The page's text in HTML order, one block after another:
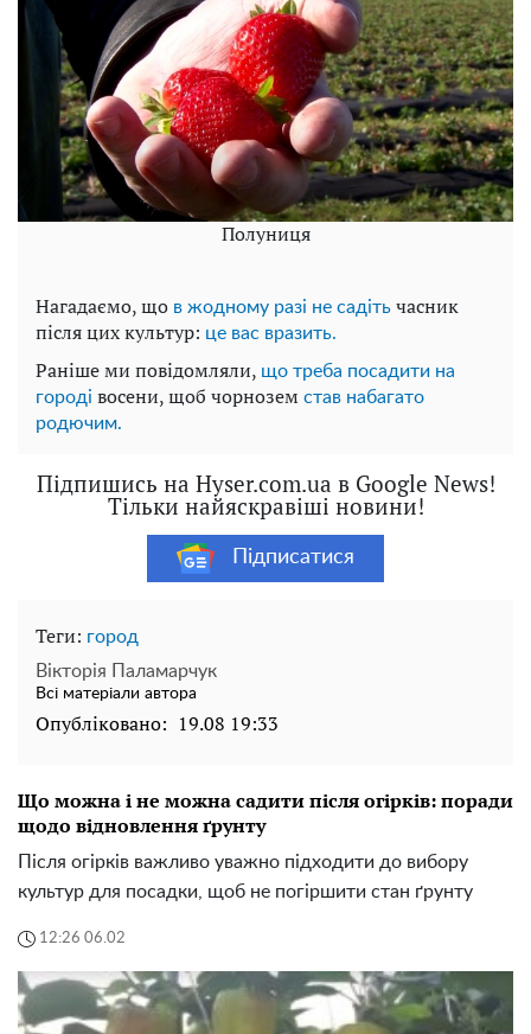
Полуниця
Нагадаємо, що в жодному разі не садіть часник
після цих культур: це вас вразить.
Раніше ми повідомляли, що треба посадити на
городі восени, щоб чорнозем став набагато
родючим.
Підпишись на Hyser.com.ua в Google News!
Тільки найяскравіші новини!
Підписатися
Теги: город
Вікторія Паламарчук
Всі матеріали автора
Опубліковано: 19.08 19:33
Що можна і не можна садити після огірків: поради
щодо відновлення ґрунту
Після огірків важливо уважно підходити до вибору
культур для посадки, щоб не погіршити стан ґрунту
12:26 06.02